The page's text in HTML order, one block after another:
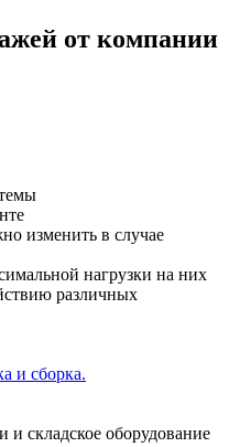
от компании
изменить в случае
нагрузки на них
различных
и сборка.
складское оборудование